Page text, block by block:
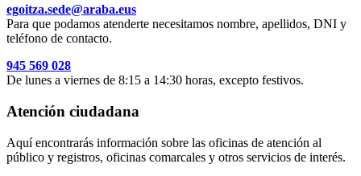
egoitza.sede@araba.eus
Para que podamos atenderte necesitamos nombre, apellidos, DNI y
teléfono de contacto.
945 569 028
De lunes a viernes de 8:15 a 14:30 horas, excepto festivos.
Atención ciudadana
Aquí encontrarás información sobre las oficinas de atención al
público y registros, oficinas comarcales y otros servicios de interés.